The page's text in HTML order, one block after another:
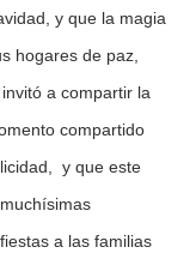
y que la magia
hogares de paz,
a compartir la
compartido
y que este
a las familias